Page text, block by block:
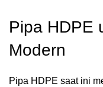
Pipa HDPE
Modern
Pipa HDPE saat ini